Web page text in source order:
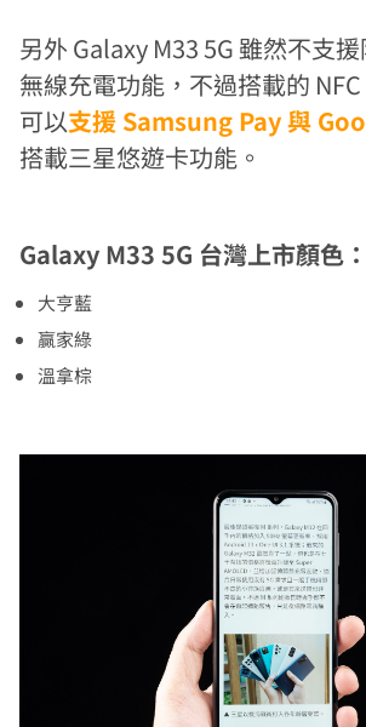
另外 Galaxy M33 5G 雖然不支
無線充電功能，不過搭載的
可以支援 Samsung Pay 與
搭載三星悠遊卡功能。
Galaxy M33 5G 台灣上市顏色：
大亨藍
贏家綠
溫拿棕